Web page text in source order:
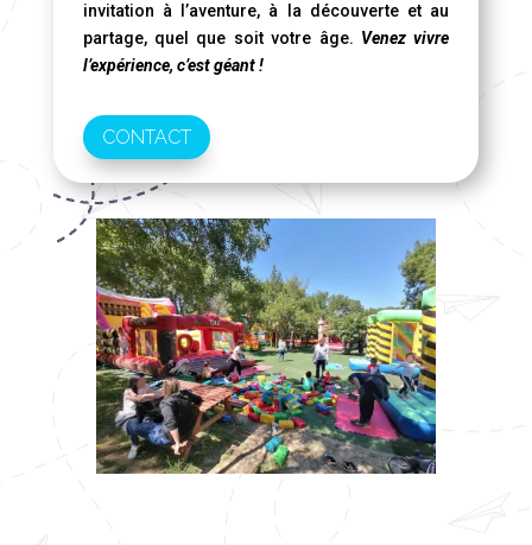
invitation à l’aventure, à la découverte et au
partage, quel que soit votre âge. Venez vivre
l’expérience, c’est géant !
CONTACT